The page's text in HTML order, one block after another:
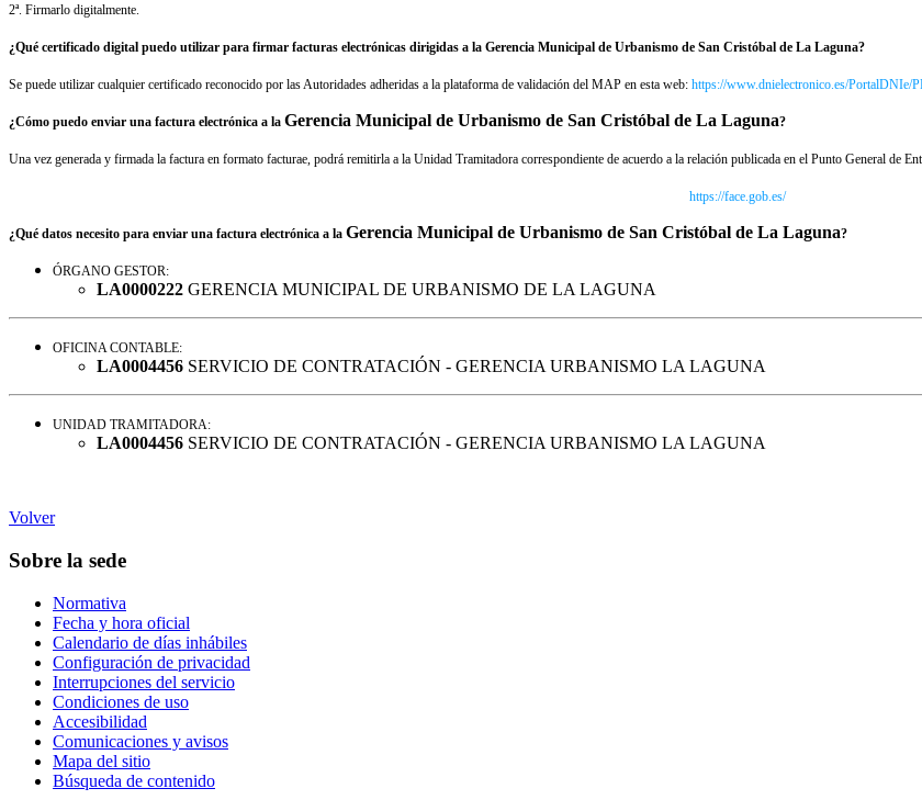
2ª. Firmarlo digitalmente.
¿Qué certificado digital puedo utilizar para firmar facturas electrónicas dirigidas a la Gerencia Municipal de Urbanismo de San Cristóbal de La Laguna?
Se puede utilizar cualquier certificado reconocido por las Autoridades adheridas a la plataforma de validación del MAP en esta web: https://www.dnielectronico.es/PortalDNIe/
¿Cómo puedo enviar una factura electrónica a la Gerencia Municipal de Urbanismo de San Cristóbal de La Laguna?
Una vez generada y firmada la factura en formato facturae, podrá remitirla a la Unidad Tramitadora correspondiente de acuerdo a la relación publicada en el Punto General de
https://face.gob.es/
¿Qué datos necesito para enviar una factura electrónica a la Gerencia Municipal de Urbanismo de San Cristóbal de La Laguna?
ÓRGANO GESTOR:
LA0000222 GERENCIA MUNICIPAL DE URBANISMO DE LA LAGUNA
OFICINA CONTABLE:
LA0004456 SERVICIO DE CONTRATACIÓN - GERENCIA URBANISMO LA LAGUNA
UNIDAD TRAMITADORA:
LA0004456 SERVICIO DE CONTRATACIÓN - GERENCIA URBANISMO LA LAGUNA
Volver
Sobre la sede
Normativa
Fecha y hora oficial
Calendario de días inhábiles
Configuración de privacidad
Interrupciones del servicio
Condiciones de uso
Accesibilidad
Comunicaciones y avisos
Mapa del sitio
Búsqueda de contenido